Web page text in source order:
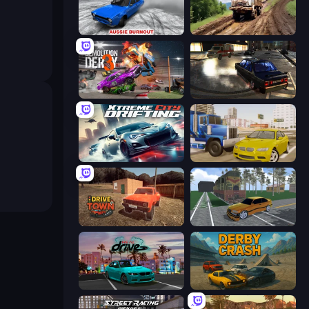
Force Drift Racing: Aussie Burnout Hill Travel 3D
Demolition Derby 3 City Classic Car Driving: 131
Xtreme City Drifting Crazy Car Stunts
DriveTown Obby: Car Crash Sandbox
RealDrive Derby Crash